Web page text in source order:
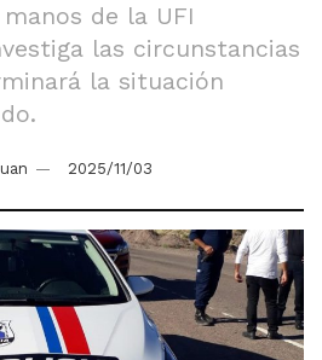
de la UFI
las circunstancias
la situación
2025/11/03